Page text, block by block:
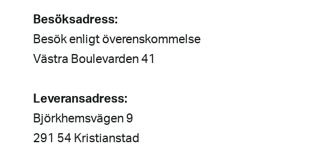
Besöksadress:
Besök enligt överenskommelse
Västra Boulevarden 41
Leveransadress:
Björkhemsvägen 9
291 54 Kristianstad